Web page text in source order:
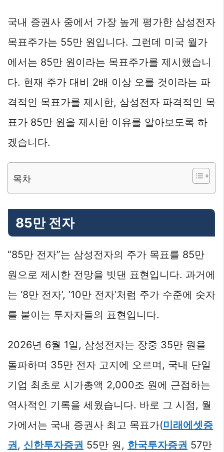
국내 증권사 중에서 가장 높게 평가한 삼성전자
목표주가는 55만 원입니다. 그런데 미국 월가
에서는 85만 원이라는 목표주가를 제시했습니
다. 현재 주가 대비 2배 이상 오를 것이라는 파
격적인 목표가를 제시한, 삼성전자 파격적인 목
표가 85만 원을 제시한 이유를 알아보도록 하
겠습니다.
목차
85만 전자
“85만 전자”는 삼성전자의 주가 목표를 85만
원으로 제시한 전망을 빗댄 표현입니다. 과거에
는 ‘8만 전자’, ’10만 전자’처럼 주가 수준에 숫자
를 붙이는 투자자들의 표현입니다.
2026년 6월 1일, 삼성전자는 장중 35만 원을
돌파하며 35만 전자 고지에 오르며, 국내 단일
기업 최초로 시가총액 2,000조 원에 근접하는
역사적인 기록을 세웠습니다. 바로 그 시점, 월
가에서는 국내 증권사 최고 목표가(미래에셋증
권, 신한투자증권 55만 원, 한국투자증권 57만